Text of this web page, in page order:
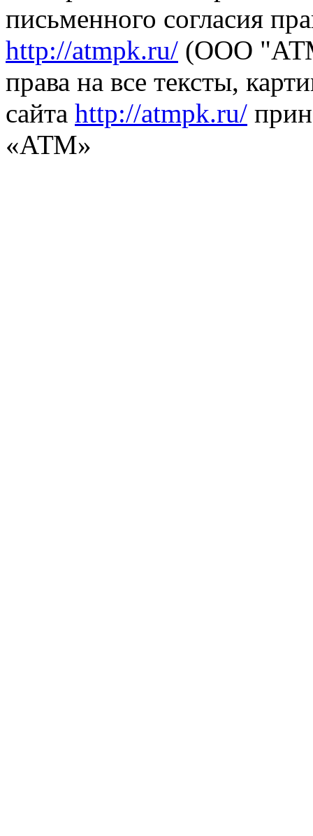
письменного согласия
http://atmpk.ru/ (ООО
права на все тексты,
сайта http://atmpk.ru/
«АТМ»